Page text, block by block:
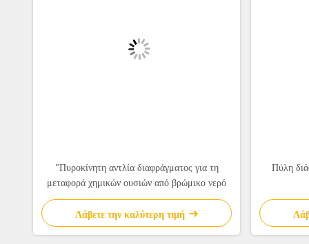
"Πυροκίνητη αντλία διαφράγματος για τη
μεταφορά χημικών ουσιών από βρώμικο νερό
Λάβετε την καλύτερη τιμή
Πύλη